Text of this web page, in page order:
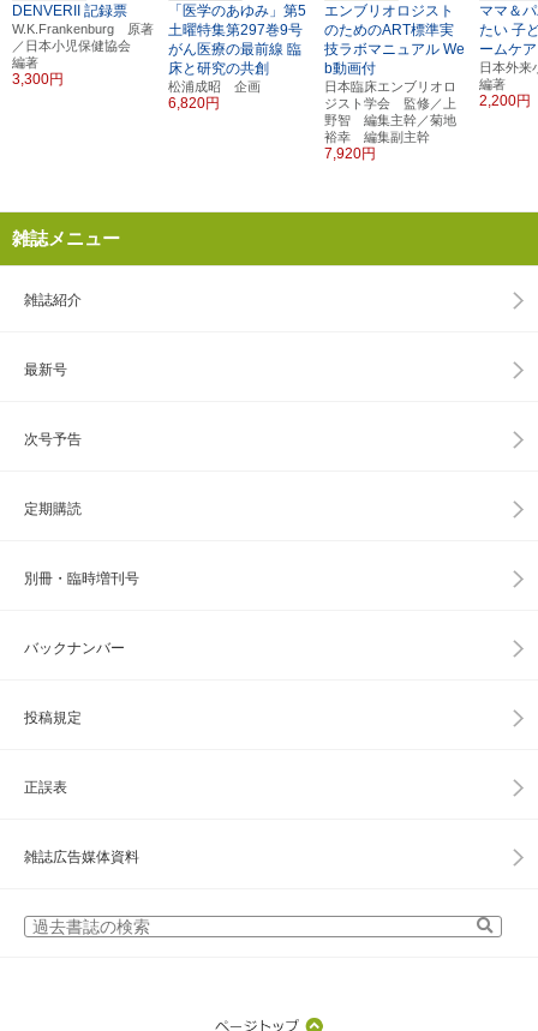
DENVERII 記録票
W.K.Frankenburg 原著
／日本小児保健協会
編著
3,300円
「医学のあゆみ」第5
土曜特集第297巻9号
がん医療の最前線 臨
床と研究の共創
松浦成昭 企画
6,820円
エンブリオロジスト
のためのART標準実
技ラボマニュアル We
b動画付
日本臨床エンブリオロ
ジスト学会 監修／上
野智 編集主幹／菊地
裕幸 編集副主幹
7,920円
ママ＆
たい 子
ームケ
日本外
編著
2,200円
雑誌メニュー
雑誌紹介
最新号
次号予告
定期購読
別冊・臨時増刊号
バックナンバー
投稿規定
正誤表
雑誌広告媒体資料